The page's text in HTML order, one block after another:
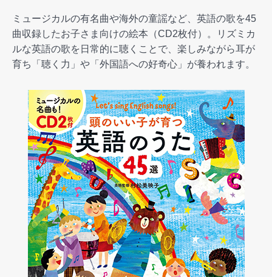
ミュージカルの有名曲や海外の童謡など、英語の歌を45
曲収録したお子さま向けの絵本（CD2枚付）。リズミカ
ルな英語の歌を日常的に聴くことで、楽しみながら耳が
育ち「聴く力」や「外国語への好奇心」が養われます。